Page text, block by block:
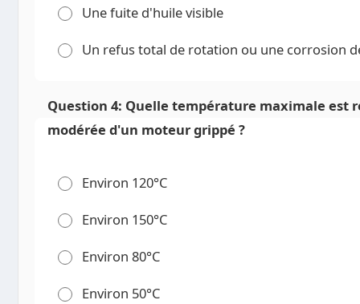
Une fuite d'huile visible
Un refus total de rotation ou une corrosion
Question 4: Quelle température maximale est
modérée d'un moteur grippé ?
Environ 120°C
Environ 150°C
Environ 80°C
Environ 50°C